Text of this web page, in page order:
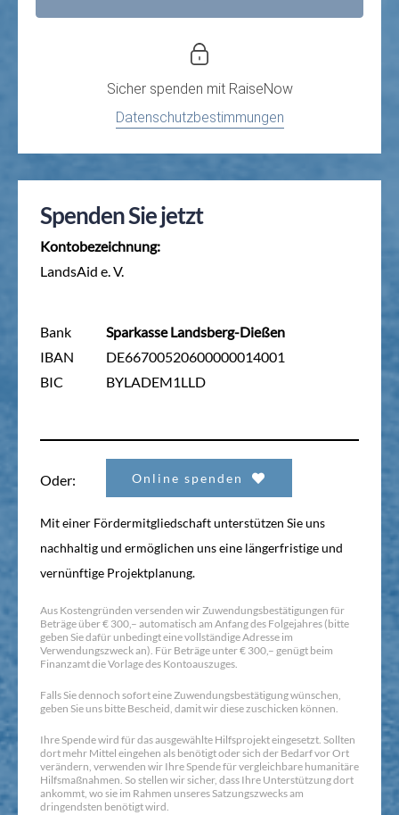
Sicher spenden mit RaiseNow
Datenschutzbestimmungen
Spenden Sie jetzt
Kontobezeichnung:
LandsAid e. V.
Bank
IBAN
BIC
Sparkasse Landsberg-Dießen
DE66700520600000014001
BYLADEM1LLD
Oder: Online spenden
Mit einer Fördermitgliedschaft unterstützen Sie uns
nachhaltig und ermöglichen uns eine längerfristige und
vernünftige Projektplanung.
Aus Kostengründen versenden wir Zuwendungsbestätigungen für
Beträge über € 300,– automatisch am Anfang des Folgejahres (bitte
geben Sie dafür unbedingt eine vollständige Adresse im
Verwendungszweck an). Für Beträge unter € 300,– genügt beim
Finanzamt die Vorlage des Kontoauszuges.
Falls Sie dennoch sofort eine Zuwendungsbestätigung wünschen,
geben Sie uns bitte Bescheid, damit wir diese zuschicken können.
Ihre Spende wird für das ausgewählte Hilfsprojekt eingesetzt. Sollten
dort mehr Mittel eingehen als benötigt oder sich der Bedarf vor Ort
verändern, verwenden wir Ihre Spende für vergleichbare humanitäre
Hilfsmaßnahmen. So stellen wir sicher, dass Ihre Unterstützung dort
ankommt, wo sie im Rahmen unseres Satzungszwecks am
dringendsten benötigt wird.